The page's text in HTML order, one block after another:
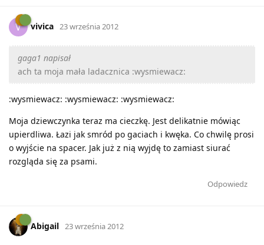
V vivica 23 września 2012
gaga1 napisał
ach ta moja mała ladacznica :wysmiewacz:
:wysmiewacz: :wysmiewacz: :wysmiewacz:
Moja dziewczynka teraz ma cieczkę. Jest delikatnie mówiąc
upierdliwa. Łazi jak smród po gaciach i kwęka. Co chwilę prosi
o wyjście na spacer. Jak już z nią wyjdę to zamiast siurać
rozgląda się za psami.
Odpowiedz
Abigail 23 września 2012